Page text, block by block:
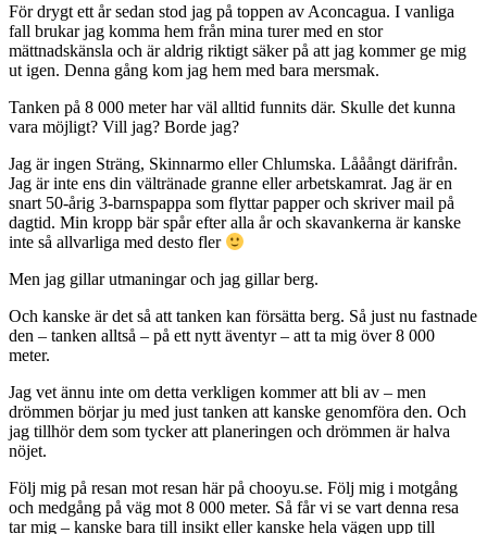
För drygt ett år sedan stod jag på toppen av Aconcagua. I vanliga
fall brukar jag komma hem från mina turer med en stor
mättnadskänsla och är aldrig riktigt säker på att jag kommer ge mig
ut igen. Denna gång kom jag hem med bara mersmak.
Tanken på 8 000 meter har väl alltid funnits där. Skulle det kunna
vara möjligt? Vill jag? Borde jag?
Jag är ingen Sträng, Skinnarmo eller Chlumska. Lååångt därifrån.
Jag är inte ens din vältränade granne eller arbetskamrat. Jag är en
snart 50-årig 3-barnspappa som flyttar papper och skriver mail på
dagtid. Min kropp bär spår efter alla år och skavankerna är kanske
inte så allvarliga med desto fler
Men jag gillar utmaningar och jag gillar berg.
Och kanske är det så att tanken kan försätta berg. Så just nu fastnade
den – tanken alltså – på ett nytt äventyr – att ta mig över 8 000
meter.
Jag vet ännu inte om detta verkligen kommer att bli av – men
drömmen börjar ju med just tanken att kanske genomföra den. Och
jag tillhör dem som tycker att planeringen och drömmen är halva
nöjet.
Följ mig på resan mot resan här på chooyu.se. Följ mig i motgång
och medgång på väg mot 8 000 meter. Så får vi se vart denna resa
tar mig – kanske bara till insikt eller kanske hela vägen upp till